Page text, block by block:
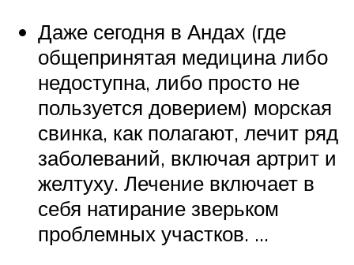
Даже сегодня в Андах (где
общепринятая медицина либо
недоступна, либо просто не
пользуется доверием) морская
свинка, как полагают, лечит ряд
заболеваний, включая артрит и
желтуху. Лечение включает в
себя натирание зверьком
проблемных участков. …